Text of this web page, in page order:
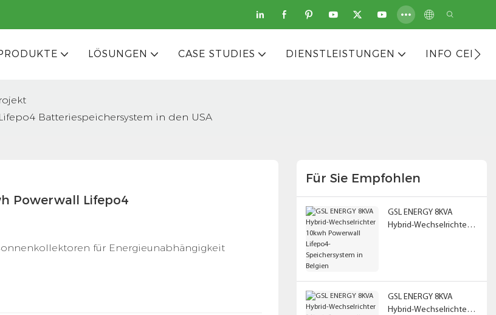
LÖSUNGEN CASE STUDIES DIENSTLEISTUNGEN INFO
Batteriespeichersystem in den USA
Powerwall Lifepo4
für Energieunabhängigkeit
Für Sie Empfohlen
GSL ENERGY 8KVA
Hybrid-Wechselrichter
GSL ENERGY 8KVA
Hybrid-Wechselrichter